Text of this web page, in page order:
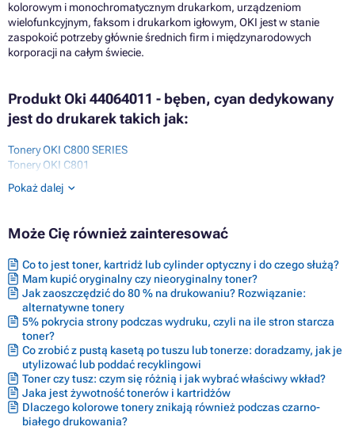
kolorowym i monochromatycznym drukarkom, urządzeniom
wielofunkcyjnym, faksom i drukarkom igłowym, OKI jest w stanie
zaspokoić potrzeby głównie średnich firm i międzynarodowych
korporacji na całym świecie.
Produkt Oki 44064011 - bęben, cyan dedykowany
jest do drukarek takich jak:
Tonery OKI C800 SERIES
Tonery OKI C801
Tonery OKI C801DN
Tonery OKI C801N
Tonery OKI C810CDTN
Tonery OKI C810DN
Tonery OKI C810N
Tonery OKI C821
Tonery OKI C821 SERIES
Tonery OKI C821DN
Tonery OKI C821N
Tonery OKI C830
Tonery OKI C830 SERIES
Tonery OKI C830CDTN
Tonery OKI C830DN
Tonery OKI C830DTN
Tonery OKI C830N
Tonery OKI CX2633
Pokaż dalej
Może Cię również zainteresować
Co to jest toner, kartridż lub cylinder optyczny i do czego służą?
Mam kupić oryginalny czy nieoryginalny toner?
Jak zaoszczędzić do 80 % na drukowaniu? Rozwiązanie:
alternatywne tonery
5% pokrycia strony podczas wydruku, czyli na ile stron starcza
toner?
Co zrobić z pustą kasetą po tuszu lub tonerze: doradzamy, jak je
utylizować lub poddać recyklingowi
Toner czy tusz: czym się różnią i jak wybrać właściwy wkład?
Jaka jest żywotność tonerów i kartridżów
Dlaczego kolorowe tonery znikają również podczas czarno-
białego drukowania?